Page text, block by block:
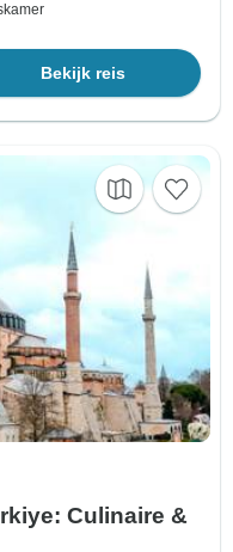
Bekijk reis
Culinaire &